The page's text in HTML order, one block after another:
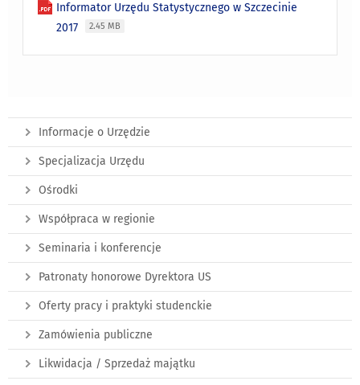
Informator Urzędu Statystycznego w Szczecinie
2017
2.45 MB
Informacje o Urzędzie
Specjalizacja Urzędu
Ośrodki
Współpraca w regionie
Seminaria i konferencje
Patronaty honorowe Dyrektora US
Oferty pracy i praktyki studenckie
Zamówienia publiczne
Likwidacja / Sprzedaż majątku